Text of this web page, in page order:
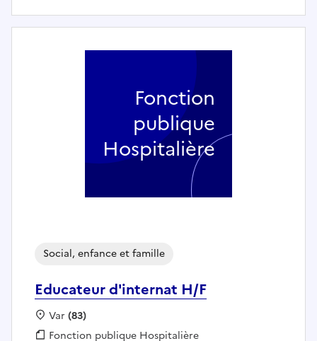
Educateur d'internat H/F
Social, enfance et famille
Localisation :
Var (83)
Fonction publique :
Fonction publique Hospitalière
Fonction
publique
Hospitalière